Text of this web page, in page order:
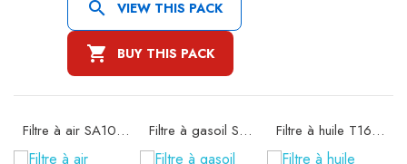
 VIEW THIS PACK
 BUY THIS PACK
Filtre à air SA10020 Filtre à gasoil SN21587 Filtre à huile T1639